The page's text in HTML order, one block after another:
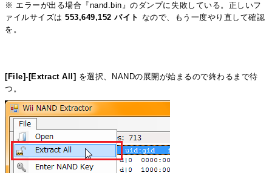
※ エラーが出る場合『nand.bin』のダンプに失敗している。正しいフ
ァイルサイズは553,649,152 バイト なので、もう一度やり直して確認
を。
[File]-[Extract All] を選択、NANDの展開が始まるので終わるまで待
つ。